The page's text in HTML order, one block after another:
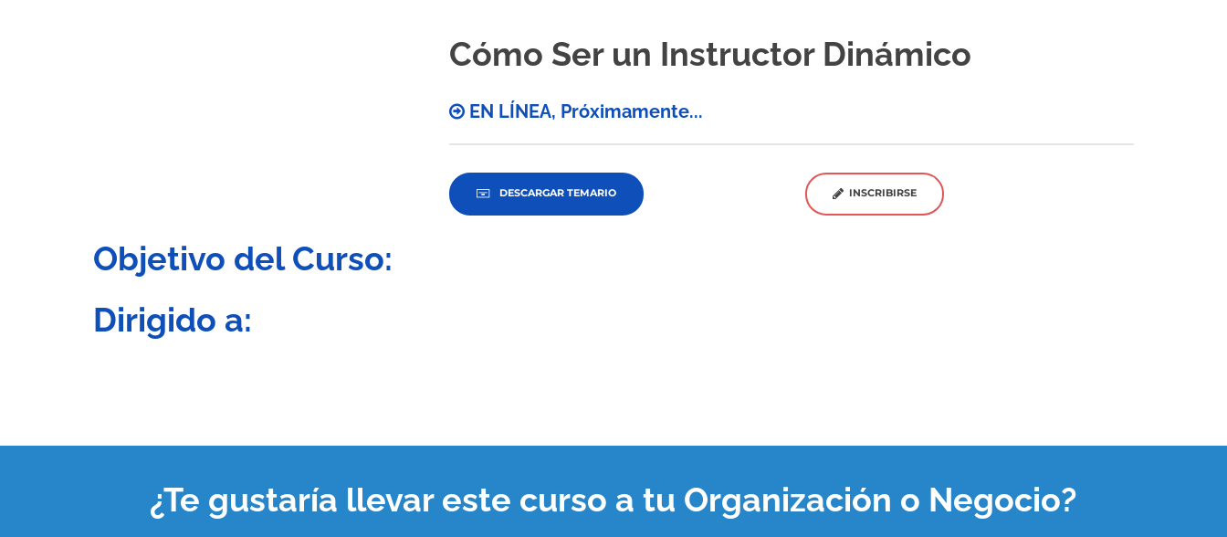
Cómo Ser un Instructor Dinámico
EN LÍNEA, Próximamente...
DESCARGAR TEMARIO INSCRIBIRSE
Objetivo del Curso:
Dirigido a:
¿Te gustaría llevar este curso a tu Organización o Negocio?